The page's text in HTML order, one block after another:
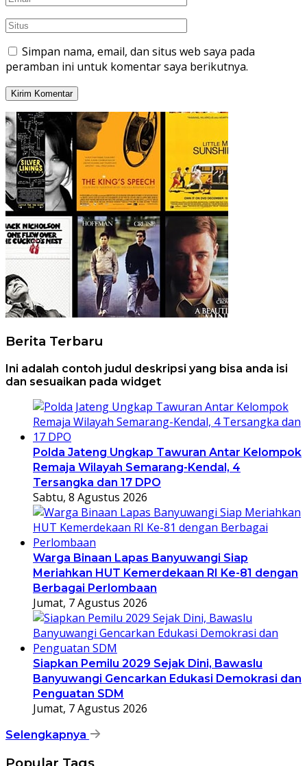
Simpan nama, email, dan situs web saya pada
peramban ini untuk komentar saya berikutnya.
Berita Terbaru
Ini adalah contoh judul deskripsi yang bisa anda isi
dan sesuaikan pada widget
Polda Jateng Ungkap Tawuran Antar Kelompok
Remaja Wilayah Semarang-Kendal, 4
Tersangka dan 17 DPO
Sabtu, 8 Agustus 2026
Warga Binaan Lapas Banyuwangi Siap
Meriahkan HUT Kemerdekaan RI Ke-81 dengan
Berbagai Perlombaan
Jumat, 7 Agustus 2026
Siapkan Pemilu 2029 Sejak Dini, Bawaslu
Banyuwangi Gencarkan Edukasi Demokrasi dan
Penguatan SDM
Jumat, 7 Agustus 2026
Selengkapnya
Popular Tags